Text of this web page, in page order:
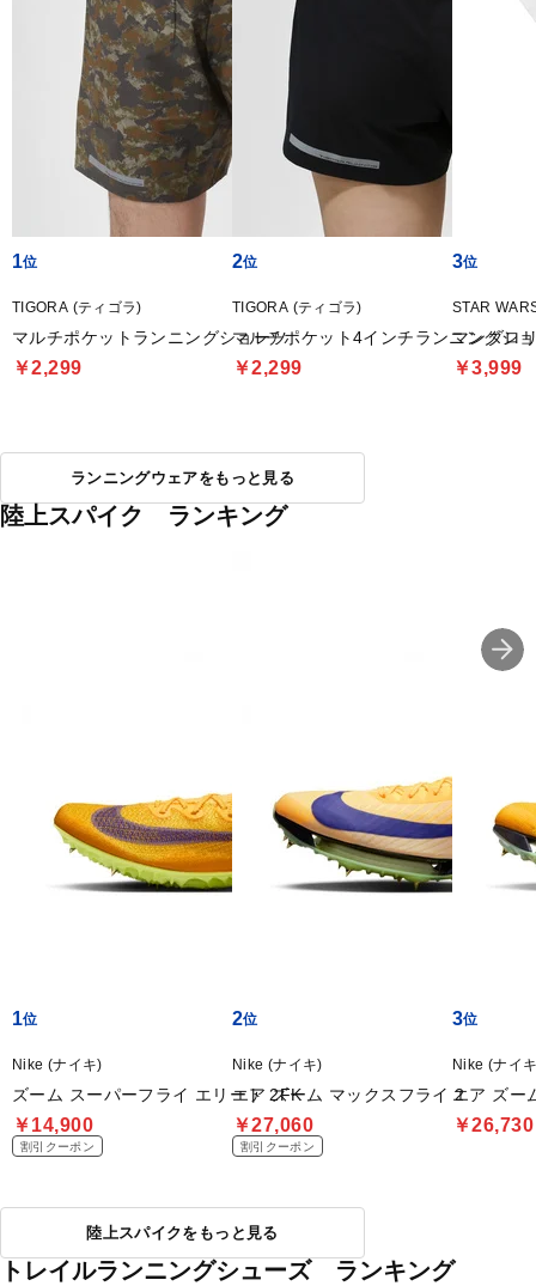
1
TIGORA (ティゴラ)
マルチポケットランニングショーツ
￥2,299
2
TIGORA (ティゴラ)
マルチポケット4インチランニングシ
￥2,299
3
STAR
マンダロ
￥3,999
ランニングウェアをもっと見る
陸上スパイク ランキング
1
Nike (ナイキ)
ズーム スーパーフライ エリート 2FK
￥14,900
割引クーポン
2
Nike (ナイキ)
エア ズーム マックスフライ 2
￥27,060
割引クーポン
3
Nike (ナイ
エア ズー
￥26,730
陸上スパイクをもっと見る
トレイルランニングシューズ ランキング